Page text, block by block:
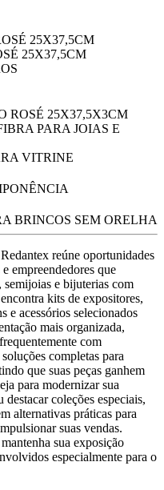
25X37,5CM
25X37,5CM
ROSÉ 25X37,5X3CM
PARA JOIAS E
VITRINE
BRINCOS SEM ORELHA
reúne oportunidades
empreendedores que
semijoias e bijuterias com
kits de expositores,
e acessórios selecionados
mais organizada,
com
completas para
que suas peças ganhem
para modernizar sua
coleções especiais,
alternativas práticas para
suas vendas.
sua exposição
especialmente para o